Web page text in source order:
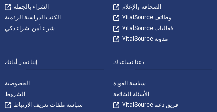
الصحافة والإعلام
وظائف VitalSource
فعاليات VitalSource
مدونة VitalSource
الشراء بالجملة
الكتب الدراسية الرقمية
شراء آمن. شراء ذكي
دعنا نساعدك
سياسة العودة
الأسئلة الشائعة
فريق دعم VitalSource
إننا نقدر أمانك
الخصوصية
الشروط
سياسة ملفات تعريف الارتباط